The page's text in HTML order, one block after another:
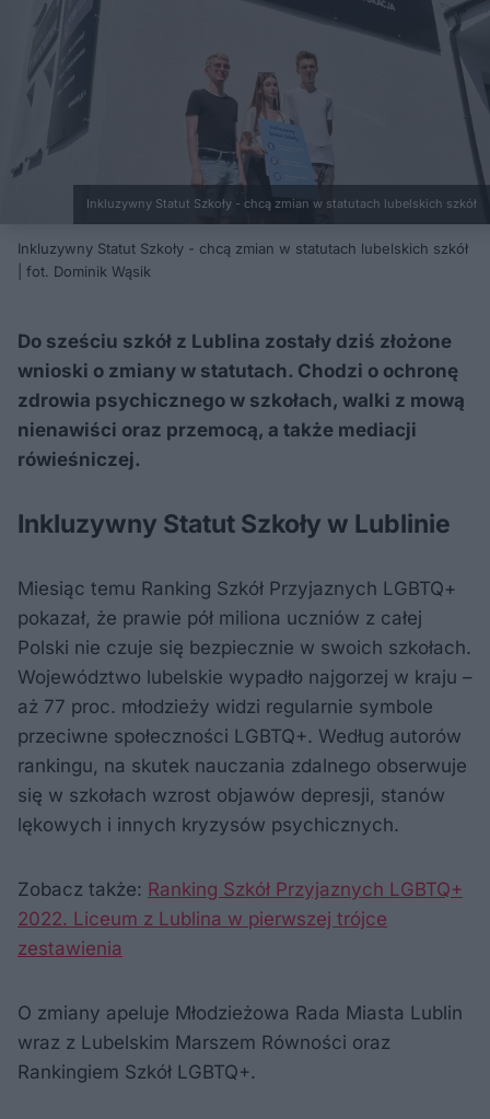
Inkluzywny Statut Szkoły - chcą zmian w statutach lubelskich szkół
Inkluzywny Statut Szkoły - chcą zmian w statutach lubelskich szkół
| fot. Dominik Wąsik
Do sześciu szkół z Lublina zostały dziś złożone
wnioski o zmiany w statutach. Chodzi o ochronę
zdrowia psychicznego w szkołach, walki z mową
nienawiści oraz przemocą, a także mediacji
rówieśniczej.
Inkluzywny Statut Szkoły w Lublinie
Miesiąc temu Ranking Szkół Przyjaznych LGBTQ+
pokazał, że prawie pół miliona uczniów z całej
Polski nie czuje się bezpiecznie w swoich szkołach.
Województwo lubelskie wypadło najgorzej w kraju –
aż 77 proc. młodzieży widzi regularnie symbole
przeciwne społeczności LGBTQ+. Według autorów
rankingu, na skutek nauczania zdalnego obserwuje
się w szkołach wzrost objawów depresji, stanów
lękowych i innych kryzysów psychicznych.
Zobacz także: Ranking Szkół Przyjaznych LGBTQ+
2022. Liceum z Lublina w pierwszej trójce
zestawienia
O zmiany apeluje Młodzieżowa Rada Miasta Lublin
wraz z Lubelskim Marszem Równości oraz
Rankingiem Szkół LGBTQ+.